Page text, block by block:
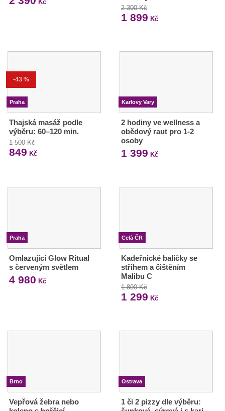
Kč
2 300 Kč
1 899 Kč
-43 %
Praha
Thajská masáž podle
výběru: 60–120 min.
1 500 Kč
849 Kč
Karlovy Vary
2 hodiny ve wellness a
obědový raut pro 1-2
osoby
1 399 Kč
Praha
Omlazující Glow Ritual
s červeným světlem
4 980 Kč
Celá ČR
Kadeřnické balíčky se
střihem a čištěním
Malibu C
1 800 Kč
1 299 Kč
Brno
Vepřová žebra nebo
Ostrava
1 či 2 pizzy dle výběru: